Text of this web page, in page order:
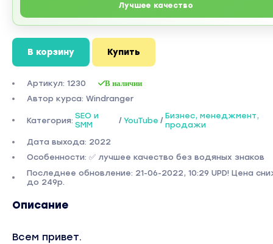
Лучшее качество
В корзину Купить
Артикул: 1230 В наличии
Автор курса: Windranger
Категория: SEO и
SMM
/ YouTube / Бизнес, менеджмент,
продажи
Дата выхода: 2022
Особенности: ✅ лучшее качество без водяных знаков
Последнее обновление: 21-06-2022, 10:29 UPD! Цена
до 249р.
Описание
Всем привет.